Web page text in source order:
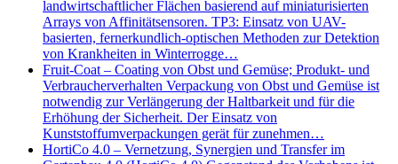
landwirtschaftlicher Flächen basierend auf miniaturisierten
Arrays von Affinitätsensoren. TP3: Einsatz von UAV-
basierten, fernerkundlich-optischen Methoden zur Detektion
von Krankheiten in Winterrogge…
Fruit-Coat – Coating von Obst und Gemüse; Produkt- und
Verbraucherverhalten Verpackung von Obst und Gemüse ist
notwendig zur Verlängerung der Haltbarkeit und für die
Erhöhung der Sicherheit. Der Einsatz von
Kunststoffumverpackungen gerät für zunehmen…
HortiCo 4.0 – Vernetzung, Synergien und Transfer im